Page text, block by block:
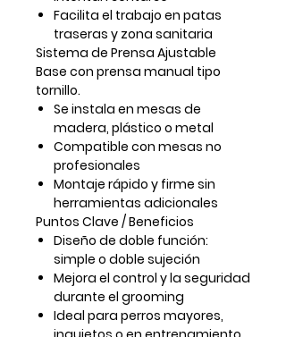
Facilita el trabajo en patas
traseras y zona sanitaria
Sistema de Prensa Ajustable
Base con prensa manual tipo
tornillo.
Se instala en mesas de
madera, plástico o metal
Compatible con mesas no
profesionales
Montaje rápido y firme sin
herramientas adicionales
Puntos Clave / Beneficios
Diseño de doble función:
simple o doble sujeción
Mejora el control y la seguridad
durante el grooming
Ideal para perros mayores,